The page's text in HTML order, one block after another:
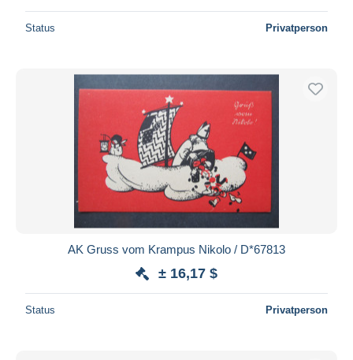
Status Privatperson
AK Gruss vom Krampus Nikolo / D*67813
± 16,17 $
Status Privatperson